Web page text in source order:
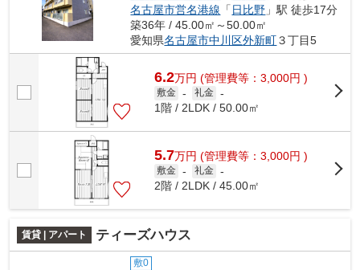
名古屋市営名港線 「 日比野 」駅 徒歩17分
築36年 / 45.00㎡～50.00㎡
愛知県名古屋市中川区外新町３丁目5
6.2万円 (管理費等：3,000円 )
敷金 - 礼金 -
1階 / 2LDK / 50.00㎡
5.7万円 (管理費等：3,000円 )
敷金 - 礼金 -
2階 / 2LDK / 45.00㎡
賃貸 | アパート ティーズハウス
敷0